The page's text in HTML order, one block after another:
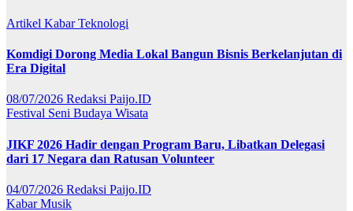
Artikel KabarTeknologi
Komdigi Dorong Media Lokal Bangun Bisnis Berkelanjutan di
Era Digital
08/07/2026 Redaksi Paijo.ID
Festival Seni Budaya Wisata
JIKF 2026 Hadir dengan Program Baru, Libatkan Delegasi
dari 17 Negara dan Ratusan Volunteer
04/07/2026 Redaksi Paijo.ID
KabarMusik